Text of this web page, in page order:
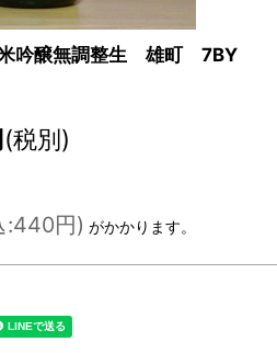
吟醸無調整生 雄町 7BY
(税別)
:440円) がかかります。